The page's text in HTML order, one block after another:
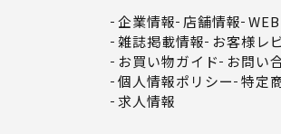
企業情報 店舗情報
雑誌掲載情報 お客様レ
お買い物ガイド
お問い
個人情報ポリシー 特定
求人情報